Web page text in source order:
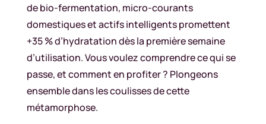
de bio-fermentation, micro-courants
domestiques et actifs intelligents promettent
+35 % d’hydratation dès la première semaine
d’utilisation. Vous voulez comprendre ce qui se
passe, et comment en profiter ? Plongeons
ensemble dans les coulisses de cette
métamorphose.